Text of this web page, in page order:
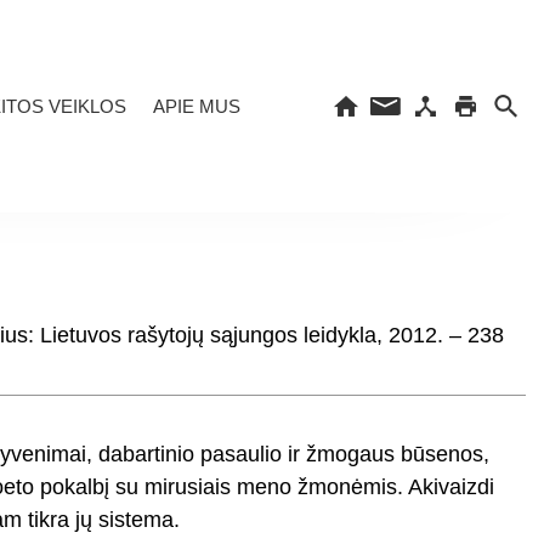
VEIKLOS APIE MUS
Lietuvos rašytojų sąjungos leidykla, 2012. – 238
dabartinio pasaulio ir žmogaus būsenos,
pokalbį su mirusiais meno žmonėmis. Akivaizdi
tikra jų sistema.